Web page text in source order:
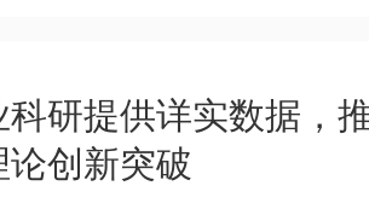
研提供详实数据，
论创新突破